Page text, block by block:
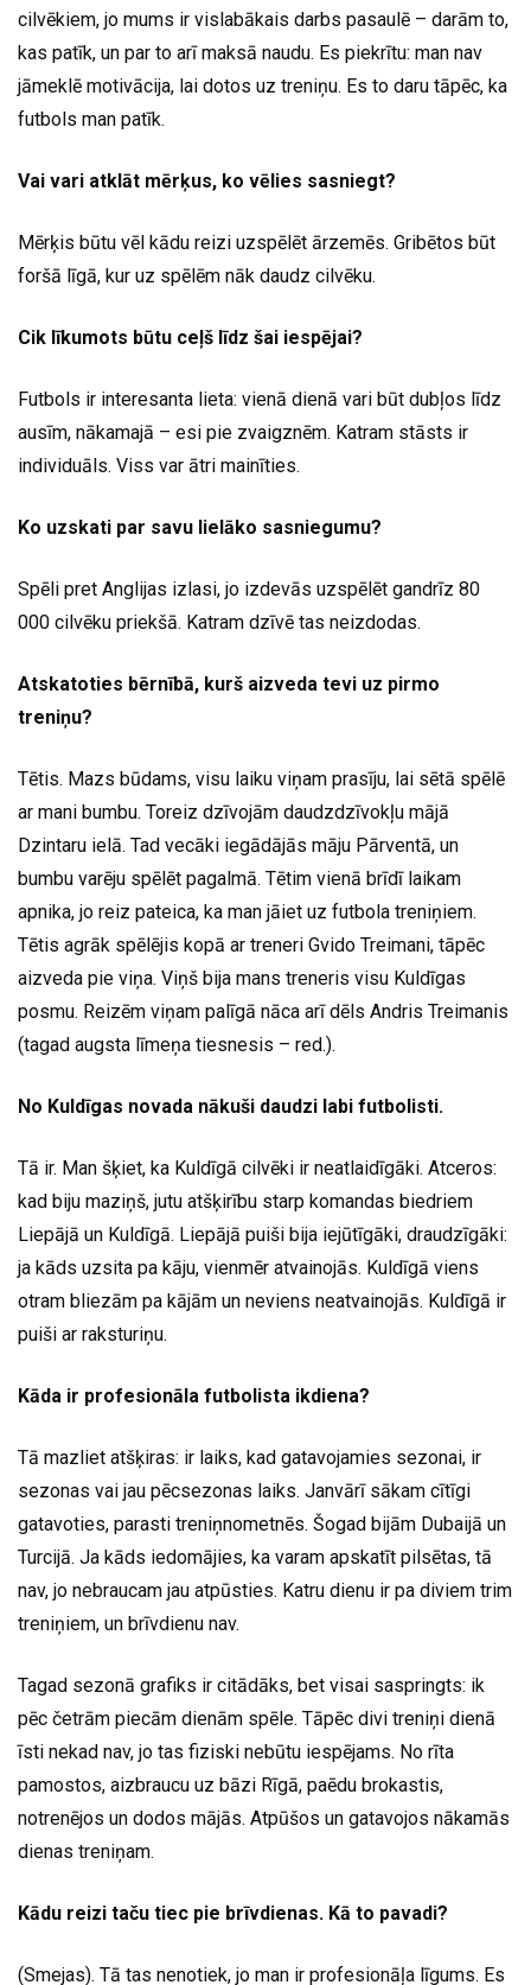
cilvēkiem, jo mums ir vislabākais darbs pasaulē – darām to,
kas patīk, un par to arī maksā naudu. Es piekrītu: man nav
jāmeklē motivācija, lai dotos uz treniņu. Es to daru tāpēc, ka
futbols man patīk.
Vai vari atklāt mērķus, ko vēlies sasniegt?
Mērķis būtu vēl kādu reizi uzspēlēt ārzemēs. Gribētos būt
foršā līgā, kur uz spēlēm nāk daudz cilvēku.
Cik līkumots būtu ceļš līdz šai iespējai?
Futbols ir interesanta lieta: vienā dienā vari būt dubļos līdz
ausīm, nākamajā – esi pie zvaigznēm. Katram stāsts ir
individuāls. Viss var ātri mainīties.
Ko uzskati par savu lielāko sasniegumu?
Spēli pret Anglijas izlasi, jo izdevās uzspēlēt gandrīz 80
000 cilvēku priekšā. Katram dzīvē tas neizdodas.
Atskatoties bērnībā, kurš aizveda tevi uz pirmo
treniņu?
Tētis. Mazs būdams, visu laiku viņam prasīju, lai sētā spēlē
ar mani bumbu. Toreiz dzīvojām daudzdzīvokļu mājā
Dzintaru ielā. Tad vecāki iegādājās māju Pārventā, un
bumbu varēju spēlēt pagalmā. Tētim vienā brīdī laikam
apnika, jo reiz pateica, ka man jāiet uz futbola treniņiem.
Tētis agrāk spēlējis kopā ar treneri Gvido Treimani, tāpēc
aizveda pie viņa. Viņš bija mans treneris visu Kuldīgas
posmu. Reizēm viņam palīgā nāca arī dēls Andris Treimanis
(tagad augsta līmeņa tiesnesis – red.).
No Kuldīgas novada nākuši daudzi labi futbolisti.
Tā ir. Man šķiet, ka Kuldīgā cilvēki ir neatlaidīgāki. Atceros:
kad biju maziņš, jutu atšķirību starp komandas biedriem
Liepājā un Kuldīgā. Liepājā puiši bija iejūtīgāki, draudzīgāki:
ja kāds uzsita pa kāju, vienmēr atvainojās. Kuldīgā viens
otram bliezām pa kājām un neviens neatvainojās. Kuldīgā ir
puiši ar raksturiņu.
Kāda ir profesionāla futbolista ikdiena?
Tā mazliet atšķiras: ir laiks, kad gatavojamies sezonai, ir
sezonas vai jau pēcsezonas laiks. Janvārī sākam cītīgi
gatavoties, parasti treniņnometnēs. Šogad bijām Dubaijā un
Turcijā. Ja kāds iedomājies, ka varam apskatīt pilsētas, tā
nav, jo nebraucam jau atpūsties. Katru dienu ir pa diviem trim
treniņiem, un brīvdienu nav.
Tagad sezonā grafiks ir citādāks, bet visai saspringts: ik
pēc četrām piecām dienām spēle. Tāpēc divi treniņi dienā
īsti nekad nav, jo tas fiziski nebūtu iespējams. No rīta
pamostos, aizbraucu uz bāzi Rīgā, paēdu brokastis,
notrenējos un dodos mājās. Atpūšos un gatavojos nākamās
dienas treniņam.
Kādu reizi taču tiec pie brīvdienas. Kā to pavadi?
(Smejas). Tā tas nenotiek, jo man ir profesionāļa līgums. Es